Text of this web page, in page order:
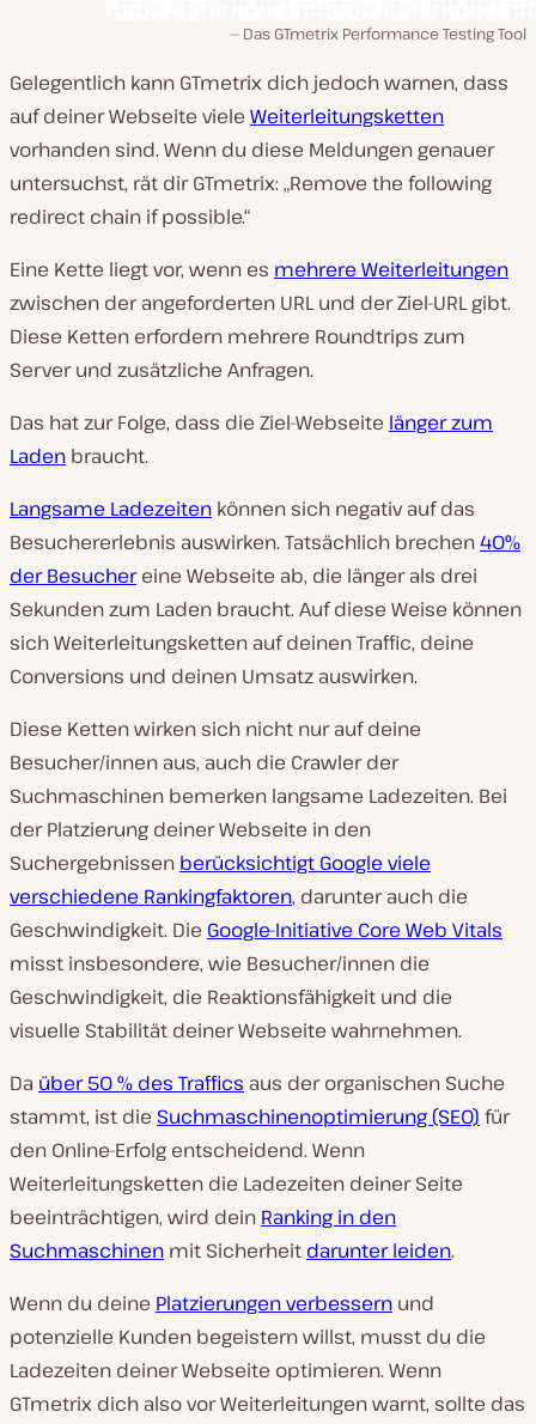
Das GTmetrix Performance Testing Tool
Gelegentlich kann GTmetrix dich jedoch warnen, dass
auf deiner Webseite viele Weiterleitungsketten
vorhanden sind. Wenn du diese Meldungen genauer
untersuchst, rät dir GTmetrix: „Remove the following
redirect chain if possible.“
Eine Kette liegt vor, wenn es mehrere Weiterleitungen
zwischen der angeforderten URL und der Ziel-URL gibt.
Diese Ketten erfordern mehrere Roundtrips zum
Server und zusätzliche Anfragen.
Das hat zur Folge, dass die Ziel-Webseite länger zum
Laden braucht.
Langsame Ladezeiten können sich negativ auf das
Besuchererlebnis auswirken. Tatsächlich brechen40%
der Besuchereine Webseite ab, die länger als drei
Sekunden zum Laden braucht. Auf diese Weise können
sich Weiterleitungsketten auf deinen Traffic, deine
Conversions und deinen Umsatz auswirken.
Diese Ketten wirken sich nicht nur auf deine
Besucher/innen aus, auch die Crawler der
Suchmaschinen bemerken langsame Ladezeiten. Bei
der Platzierung deiner Webseite in den
Suchergebnissen berücksichtigt Google viele
verschiedene Rankingfaktoren, darunter auch die
Geschwindigkeit. Die Google-Initiative Core Web Vitals
misst insbesondere, wie Besucher/innen die
Geschwindigkeit, die Reaktionsfähigkeit und die
visuelle Stabilität deiner Webseite wahrnehmen.
Da über 50 % des Traffics aus der organischen Suche
stammt, ist die Suchmaschinenoptimierung (SEO) für
den Online-Erfolg entscheidend. Wenn
Weiterleitungsketten die Ladezeiten deiner Seite
beeinträchtigen, wird dein Ranking in den
Suchmaschinen mit Sicherheit darunter leiden.
Wenn du deine Platzierungen verbessern und
potenzielle Kunden begeistern willst, musst du die
Ladezeiten deiner Webseite optimieren. Wenn
GTmetrix dich also vor Weiterleitungen warnt, sollte das